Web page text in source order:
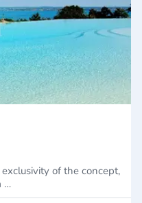
of the concept,
…